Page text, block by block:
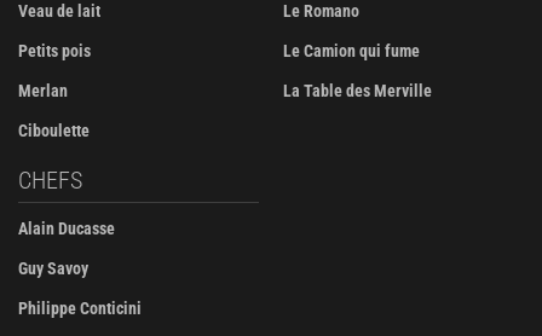
Veau de lait
Petits pois
Merlan
Ciboulette
Le Romano
Le Camion qui fume
La Table des Merville
CHEFS
Alain Ducasse
Guy Savoy
Philippe Conticini